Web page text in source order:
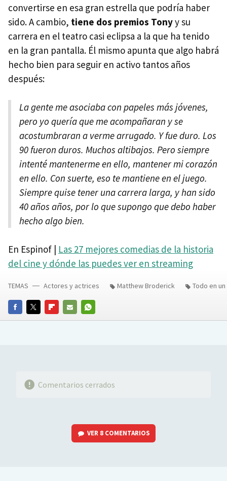
convertirse en esa gran estrella que podría haber
sido. A cambio, tiene dos premios Tonyy su
carrera en el teatro casi eclipsa a la que ha tenido
en la gran pantalla. Él mismo apunta que algo habrá
hecho bien para seguir en activo tantos años
después:
La gente me asociaba con papeles más jóvenes,
pero yo quería que me acompañaran y se
acostumbraran a verme arrugado. Y fue duro. Los
90 fueron duros. Muchos altibajos. Pero siempre
intenté mantenerme en ello, mantener mi corazón
en ello. Con suerte, eso te mantiene en el juego.
Siempre quise tener una carrera larga, y han sido
40 años años, por lo que supongo que debo haber
hecho algo bien.
En Espinof | Las 27 mejores comedias de la historia
del cine y dónde las puedes ver en streaming
FACEBOOKTWITTERFLIPBOARD
E-
WHATSAPP
TEMAS Actores y actrices Matthew Broderick Todo en
Comentarios cerrados
VER 8 COMENTARIOS